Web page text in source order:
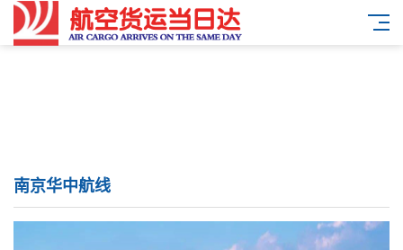
南京华中航线